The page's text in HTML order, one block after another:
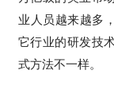
业人员越来越多
它行业的研发技
式方法不一样。